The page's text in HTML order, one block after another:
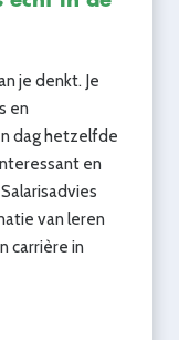
je denkt. Je
en
dag hetzelfde
en
van leren
carrière in